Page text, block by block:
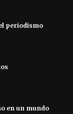
periodismo
en un mundo